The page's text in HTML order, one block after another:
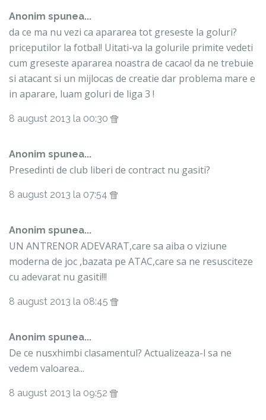
Anonim spunea...
da ce ma nu vezi ca apararea tot greseste la goluri?
priceputilor la fotbal! Uitati-va la golurile primite vedeti
cum greseste apararea noastra de cacao! da ne trebuie
si atacant si un mijlocas de creatie dar problema mare e
in aparare, luam goluri de liga 3 !
8 august 2013 la 00:30
Anonim spunea...
Presedinti de club liberi de contract nu gasiti?
8 august 2013 la 07:54
Anonim spunea...
UN ANTRENOR ADEVARAT,care sa aiba o viziune
moderna de joc ,bazata pe ATAC,care sa ne resusciteze
cu adevarat nu gasiti!!!
8 august 2013 la 08:45
Anonim spunea...
De ce nusxhimbi clasamentul? Actualizeaza-l sa ne
vedem valoarea...
8 august 2013 la 09:52